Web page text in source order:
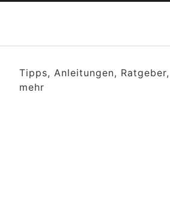
Tipps, Anleitungen,
mehr